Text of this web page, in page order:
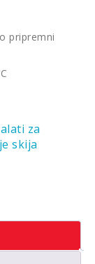
pripremni
za
skija